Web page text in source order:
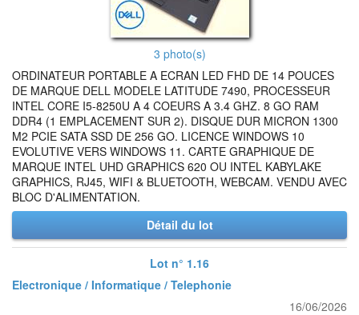
3 photo(s)
ORDINATEUR PORTABLE A ECRAN LED FHD DE 14 POUCES
DE MARQUE DELL MODELE LATITUDE 7490, PROCESSEUR
INTEL CORE I5-8250U A 4 COEURS A 3.4 GHZ. 8 GO RAM
DDR4 (1 EMPLACEMENT SUR 2). DISQUE DUR MICRON 1300
M2 PCIE SATA SSD DE 256 GO. LICENCE WINDOWS 10
EVOLUTIVE VERS WINDOWS 11. CARTE GRAPHIQUE DE
MARQUE INTEL UHD GRAPHICS 620 OU INTEL KABYLAKE
GRAPHICS, RJ45, WIFI & BLUETOOTH, WEBCAM. VENDU AVEC
BLOC D'ALIMENTATION.
Détail du lot
Lot n° 1.16
Electronique / Informatique / Telephonie
16/06/2026